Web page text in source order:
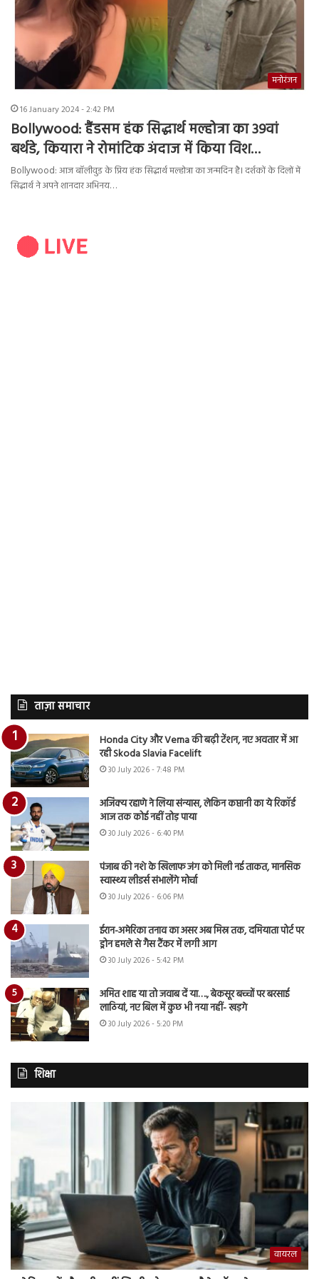
मनोरंजन
16 January 2024 - 2:42 PM
Bollywood: हैंडसम हंक सिद्धार्थ मल्होत्रा का 39वां
बर्थडे, कियारा ने रोमांटिक अंदाज में किया विश…
Bollywood: आज बॉलीवुड के प्रिय हंक सिद्धार्थ मल्होत्रा का जन्मदिन है। दर्शकों के दिलों में
सिद्धार्थ ने अपने शानदार अभिनय…
ताज़ा समाचार
Honda City और Verna की बढ़ी टेंशन, नए अवतार में आ
रही Skoda Slavia Facelift
30 July 2026 - 7:48 PM
अजिंक्य रहाणे ने लिया संन्यास, लेकिन कप्तानी का ये रिकॉर्ड
आज तक कोई नहीं तोड़ पाया
30 July 2026 - 6:40 PM
पंजाब की नशे के खिलाफ जंग को मिली नई ताकत, मानसिक
स्वास्थ्य लीडर्स संभालेंगे मोर्चा
30 July 2026 - 6:06 PM
ईरान-अमेरिका तनाव का असर अब मिस्र तक, दमियाता पोर्ट पर
ड्रोन हमले से गैस टैंकर में लगी आग
30 July 2026 - 5:42 PM
अमित शाह या तो जवाब दें या…., बेकसूर बच्चों पर बरसाई
लाठियां, नए बिल में कुछ भी नया नहीं- खड़गे
30 July 2026 - 5:20 PM
शिक्षा
वायरल